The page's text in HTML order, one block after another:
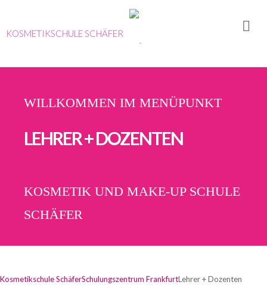
KOSMETIKSCHULE SCHÄFER
WILLKOMMEN IM MENÜPUNKT
LEHRER + DOZENTEN
KOSMETIK UND MAKE-UP SCHULE
SCHÄFER
Kosmetikschule SchäferSchulungszentrum FrankfurtLehrer + Dozenten